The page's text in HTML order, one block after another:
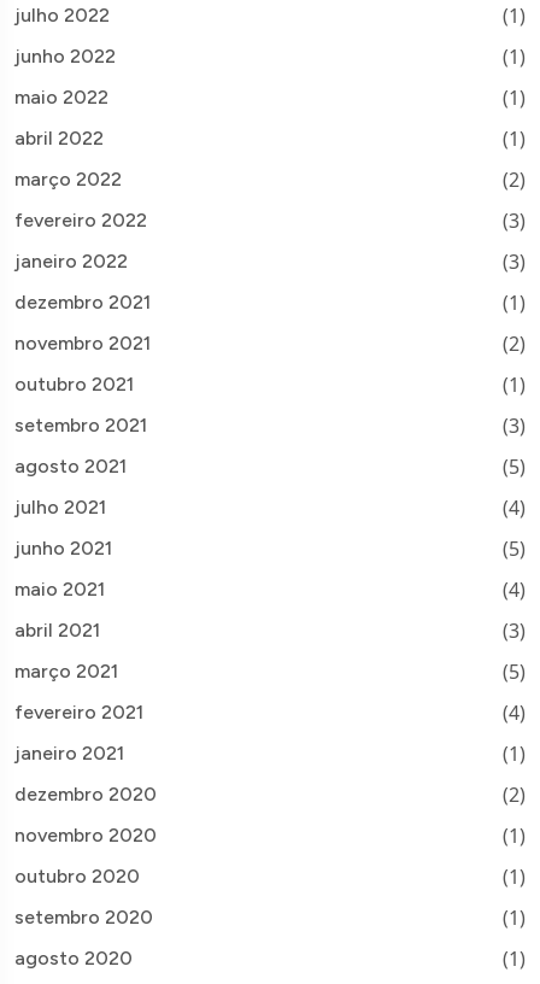
julho 2022 (1)
junho 2022 (1)
maio 2022 (1)
abril 2022 (1)
março 2022 (2)
fevereiro 2022 (3)
janeiro 2022 (3)
dezembro 2021 (1)
novembro 2021 (2)
outubro 2021 (1)
setembro 2021 (3)
agosto 2021 (5)
julho 2021 (4)
junho 2021 (5)
maio 2021 (4)
abril 2021 (3)
março 2021 (5)
fevereiro 2021 (4)
janeiro 2021 (1)
dezembro 2020 (2)
novembro 2020 (1)
outubro 2020 (1)
setembro 2020 (1)
agosto 2020 (1)